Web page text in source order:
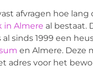
afvragen hoe lang
in Almere al bestaat.
al sinds 1999 een
en Almere. Deze
adres voor het